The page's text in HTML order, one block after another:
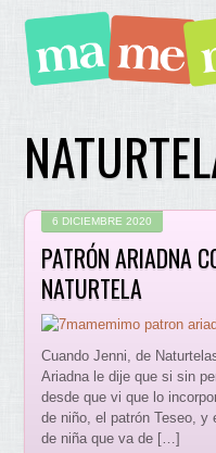
6 DICIEMBRE 2020
PATRÓN ARIADNA
NATURTELA
Cuando Jenni, de
Ariadna le dije que si sin
desde que vi que lo
de niño, el patrón Teseo, y
de niña que va de […]